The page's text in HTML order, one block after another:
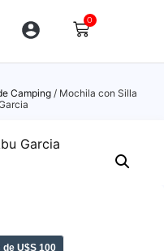
0
Camping/ Mochila con Silla
U$S 100